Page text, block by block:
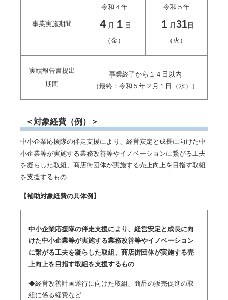
事業実施期間
令和４年
４ 月 １ 日
（金）
令和５年
１ 月 31日
（火）
実績報告書提出
期間
事業終了から１４日以内
（最終：令和５年２月１日（水））
＜対象経費（例）＞
中小企業応援隊の伴走支援により、経営安定と成長に向けた中
小企業等が実施する業務改善等やイノベーションに繋がる工夫
を凝らした取組、商店街団体が実施する売上向上を目指す取組
を支援するもの
【補助対象経費の具体例】
中小企業応援隊の伴走支援により、経営安定と成長に向
けた中小企業等が実施する業務改善等やイノベーション
に繋がる工夫を凝らした取組、商店街団体が実施する売
上向上を目指す取組を支援するもの
◆経営改善計画遂行に向けた取組、商品の販売促進の取
組に係る経費など